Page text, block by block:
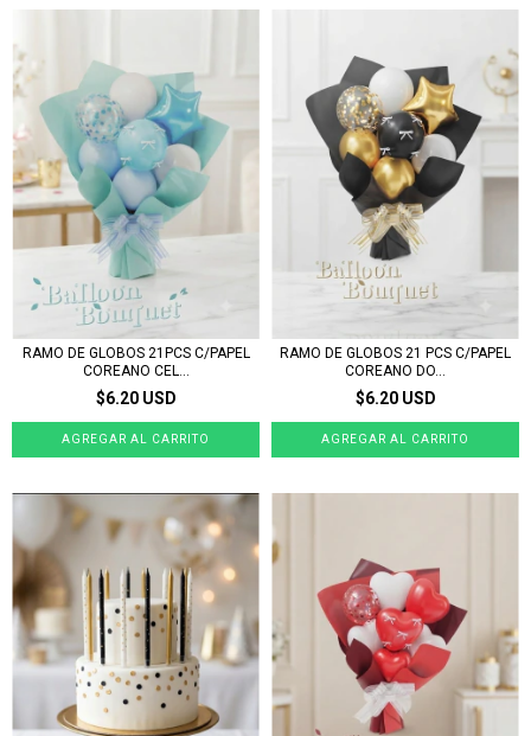
RAMO DE GLOBOS 21PCS C/PAPEL
COREANO CEL...
$6.20 USD
RAMO DE GLOBOS 21 PCS C/PAPEL
COREANO DO...
$6.20 USD